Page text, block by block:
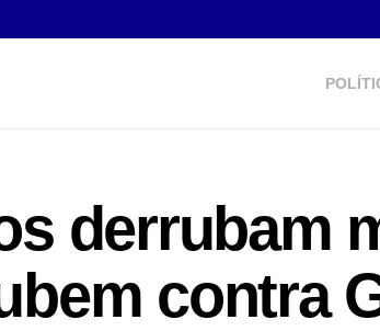
derrubam
contra